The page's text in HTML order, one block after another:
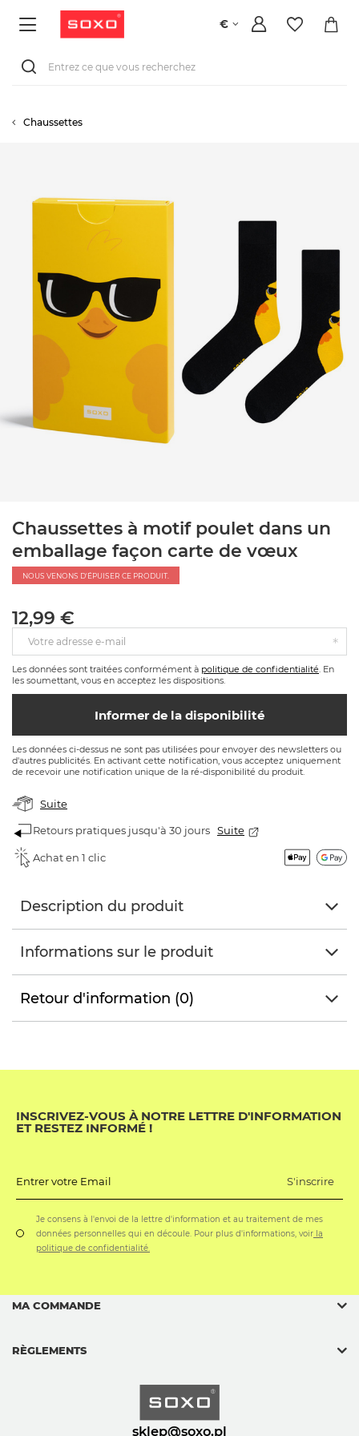
€
Chaussettes
Chaussettes à motif poulet dans un
emballage façon carte de vœux
NOUS VENONS D'ÉPUISER CE PRODUIT.
12,99 €
Votre adresse e-mail
Les données sont traitées conformément à politique de confidentialité. En
les soumettant, vous en acceptez les dispositions.
Informer de la disponibilité
Les données ci-dessus ne sont pas utilisées pour envoyer des newsletters ou
d'autres publicités. En activant cette notification, vous acceptez uniquement
de recevoir une notification unique de la ré-disponibilité du produit.
Suite
Retours pratiques jusqu'à 30 jours Suite
Achat en 1 clic
Description du produit
Informations sur le produit
Retour d'information (0)
INSCRIVEZ-VOUS À NOTRE LETTRE D'INFORMATION
ET RESTEZ INFORMÉ !
Entrer votre Email S'inscrire
Je consens à l'envoi de la lettre d'information et au traitement de mes
données personnelles qui en découle. Pour plus d'informations, voir la
politique de confidentialité.
sklep@soxo.pl
MA COMMANDE
RÈGLEMENTS